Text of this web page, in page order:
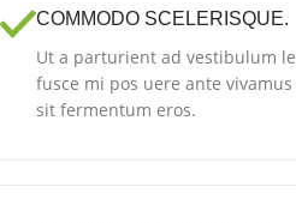
COMMODO SCELERISQUE.
Ut a parturient ad vestibulum
fusce mi pos uere ante
sit fermentum eros.